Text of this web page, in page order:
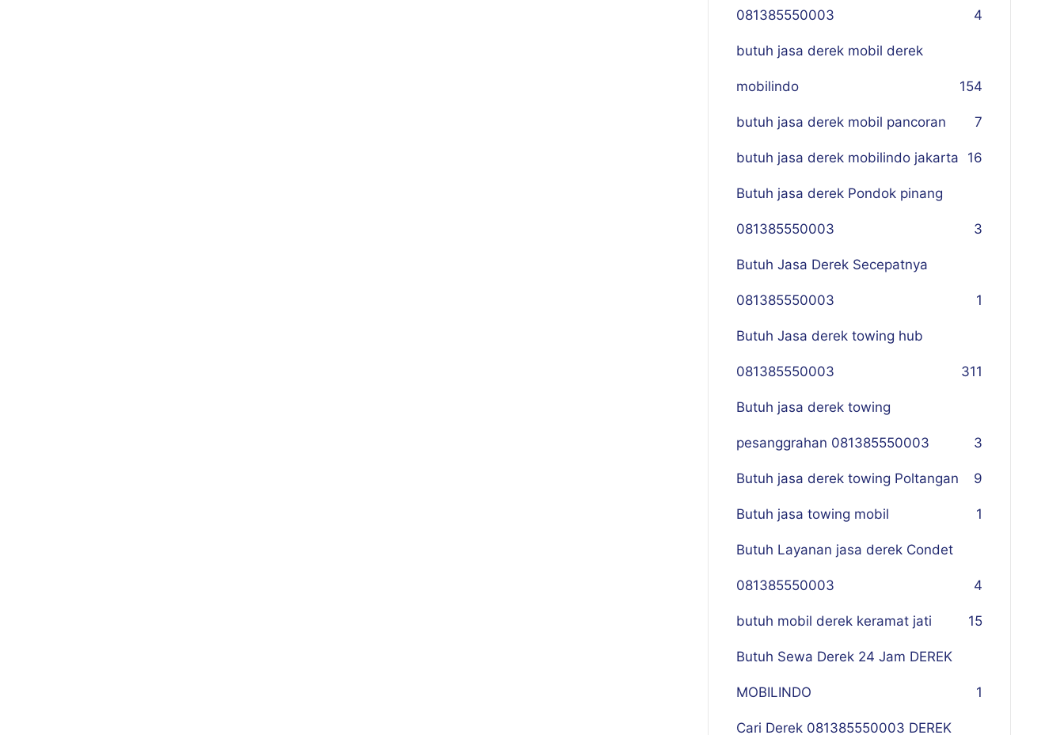
081385550003 4
butuh jasa derek mobil derek
mobilindo 154
butuh jasa derek mobil pancoran 7
butuh jasa derek mobilindo jakarta 16
Butuh jasa derek Pondok pinang
081385550003 3
Butuh Jasa Derek Secepatnya
081385550003 1
Butuh Jasa derek towing hub
081385550003 311
Butuh jasa derek towing
pesanggrahan 081385550003 3
Butuh jasa derek towing Poltangan 9
Butuh jasa towing mobil 1
Butuh Layanan jasa derek Condet
081385550003 4
butuh mobil derek keramat jati 15
Butuh Sewa Derek 24 Jam DEREK
MOBILINDO 1
Cari Derek 081385550003 DEREK